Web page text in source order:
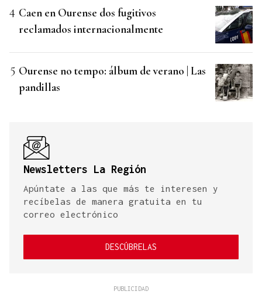
Caen en Ourense dos fugitivos
reclamados internacionalmente
Ourense no tempo: álbum de verano | Las
pandillas
Newsletters La Región
Apúntate a las que más te interesen y
recíbelas de manera gratuita en tu
correo electrónico
DESCÚBRELAS